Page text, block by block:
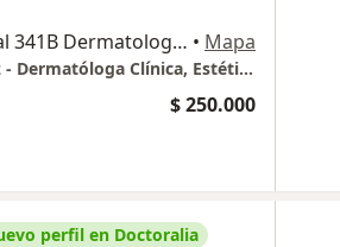
Cra 51B - 87 - 50 local 341B Dermatología Francesa, Barranquilla • Mapa
Dra. Alexandra Suárez - Dermatóloga Clínica, Estética y Tricología
$ 250.000
perfil en Doctoralia